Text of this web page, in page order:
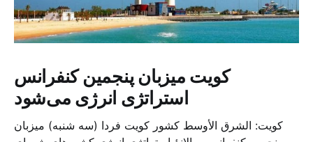
کویت میزبان پنجمین کنفرانس
استراتژی انرژی می‌شود
کویت: الشرق الأوسط کشور کویت فردا (سه شنبه) میزبان